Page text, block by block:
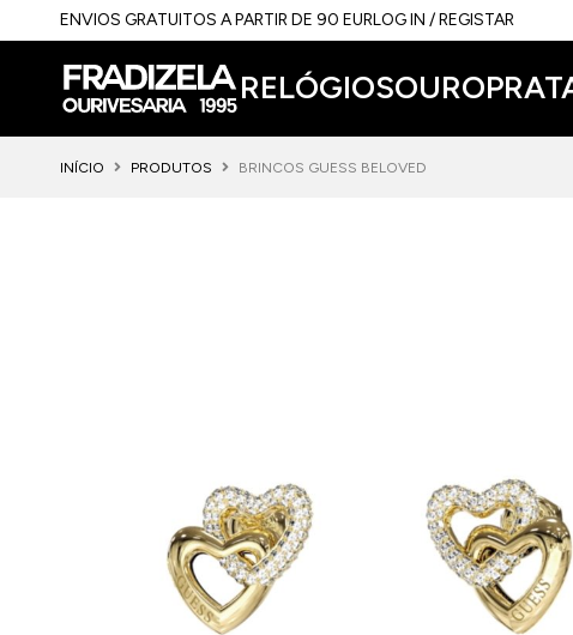
ENVIOS GRATUITOS A PARTIR DE 90 EURLOG IN / REGISTAR
RELÓGIOSOURO
INÍCIO PRODUTOS BRINCOS GUESS BELOVED